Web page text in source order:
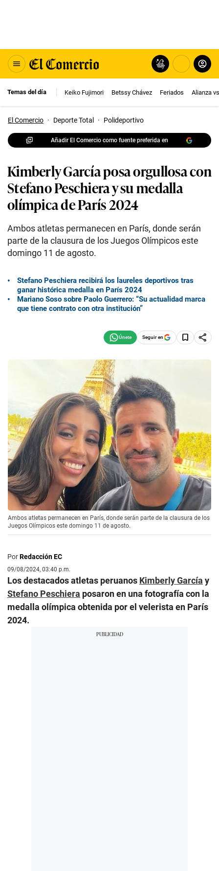
Temas del día Keiko Fujimori Betssy Chávez Feriados Alianza
El Comercio · Deporte Total · Polideportivo
Añadir El Comercio como fuente preferida en
Kimberly García posa orgullosa con
Stefano Peschiera y su medalla
olímpica de París 2024
Ambos atletas permanecen en París, donde serán
parte de la clausura de los Juegos Olímpicos este
domingo 11 de agosto.
Stefano Peschiera recibirá los laureles deportivos tras
ganar histórica medalla en París 2024
Mariano Soso sobre Paolo Guerrero: “Su actualidad marca
que tiene contrato con otra institución”
Seguir en
Ambos atletas permanecen en París, donde serán parte de la clausura de los
Juegos Olímpicos este domingo 11 de agosto.
PorRedacción EC
09/08/2024, 03:40 p.m.
Los destacados atletas peruanos Kimberly García y
Stefano Peschiera posaron en una fotografía con la
medalla olímpica obtenida por el velerista en París
2024.